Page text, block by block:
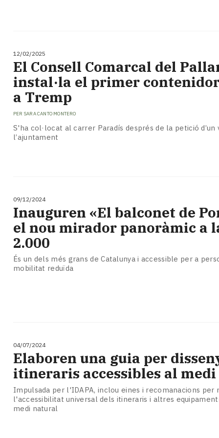
12/02/2025
El Consell Comarcal del
instal·la el primer
a Tremp
PER SARA CANTO MONTERO
S'ha col·locat al carrer Paradís després de la petició d’un
l’ajuntament
09/12/2024
Inauguren «El balconet de
el nou mirador panoràmic a
2.000
És un dels més grans de Catalunya i accessible per a
mobilitat reduïda
04/07/2024
Elaboren una guia per
itineraris accessibles al
Impulsada per l'IDAPA, inclou eines i recomanacions per
l'accessibilitat universal dels itineraris i altres
medi natural